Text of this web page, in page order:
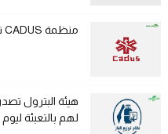
منظمة CADUS تعلن عن حاجتها لوظائف شاغرة
هيئة البترول
لهم بالتعبئة